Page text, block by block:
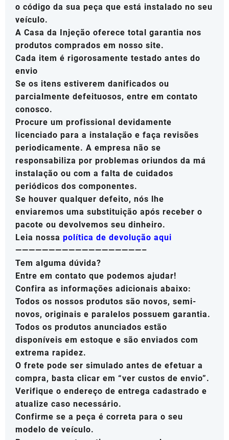
o código da sua peça que está instalado no seu
veículo.
A Casa da Injeção oferece total garantia nos
produtos comprados em nosso site.
Cada item é rigorosamente testado antes do
envio
Se os itens estiverem danificados ou
parcialmente defeituosos, entre em contato
conosco.
Procure um profissional devidamente
licenciado para a instalação e faça revisões
periodicamente. A empresa não se
responsabiliza por problemas oriundos da má
instalação ou com a falta de cuidados
periódicos dos componentes.
Se houver qualquer defeito, nós lhe
enviaremos uma substituição após receber o
pacote ou devolvemos seu dinheiro.
Leia nossa política de devolução aqui
———————————————————–
Tem alguma dúvida?
Entre em contato que podemos ajudar!
Confira as informações adicionais abaixo:
Todos os nossos produtos são novos, semi-
novos, originais e paralelos possuem garantia.
Todos os produtos anunciados estão
disponíveis em estoque e são enviados com
extrema rapidez.
O frete pode ser simulado antes de efetuar a
compra, basta clicar em “ver custos de envio”.
Verifique o endereço de entrega cadastrado e
atualize caso necessário.
Confirme se a peça é correta para o seu
modelo de veículo.